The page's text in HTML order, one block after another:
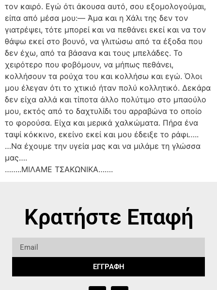
τον καιρό. Εγώ ότι άκουσα αυτό, σου εξομολογούμαι,
είπα από μέσα μου:— Άμα και η Χάλι της δεν τον
γιατρέψει, τότε μπορεί και να πεθάνει εκεί και να τον
θάψω εκεί στο βουνό, να γλιτώσω από τα έξοδα που
δεν έχω, από τα βάσανα και τους μπελάδες. Το
χειρότερο που φοβόμουν, να μήπως πεθάνει,
κολλήσουν τα ρούχα του και κολλήσω και εγώ. Όλοι
μου έλεγαν ότι το χτικιό ήταν πολύ κολλητικό. Δεκάρα
δεν είχα αλλά και τίποτα άλλο πολύτιμο στο μπαούλο
μου, εκτός από το δαχτυλίδι του αρραβώνα το οποίο
το φορούσα. Είχα και μερικά χαλκώματα. Πήρα ένα
ταψί κόκκινο, εκείνο εκεί και μου έδειξε το ράφι…..
…Να έχουμε την υγεία μας και να μιλάμε τη γλώσσα
μας….
……..ΜΙΛΑΜΕ ΤΣΑΚΩΝΙΚΑ…….
Κρατήστε Επαφή
ΕΓΓΡΑΦΗ